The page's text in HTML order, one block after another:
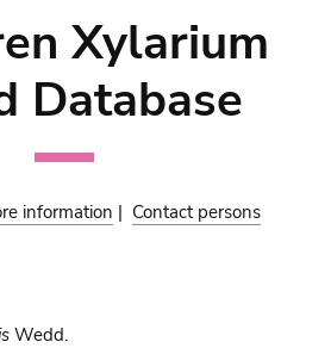
Xylarium
Database
information | Contact persons
Wedd.